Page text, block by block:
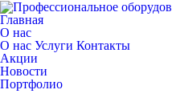
Главная
О нас
О нас Услуги Контакты
Акции
Новости
Портфолио